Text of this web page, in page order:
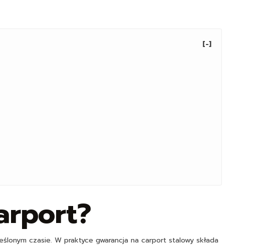
[-]
czasie. W praktyce gwarancja na carport stalowy składa